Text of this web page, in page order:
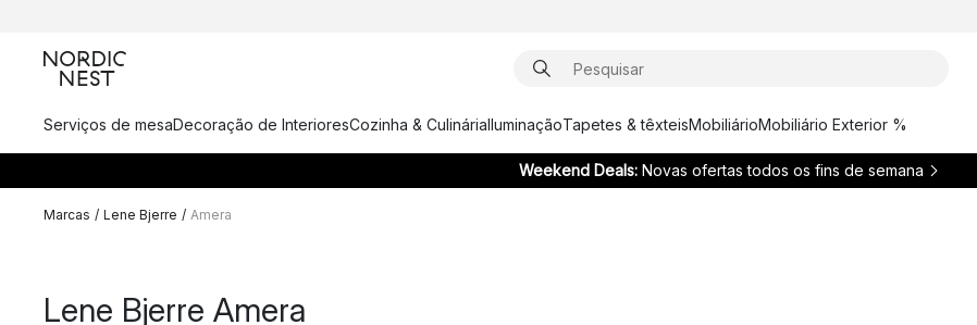
Serviços de mesaDecoração de InterioresCozinha & CulináriaIluminaçãoTapetes & têxteisMobiliárioMobiliário Exterior %
Weekend Deals: Novas ofertas todos os fins de semana
Marcas / Lene Bjerre / Amera
Lene Bjerre Amera